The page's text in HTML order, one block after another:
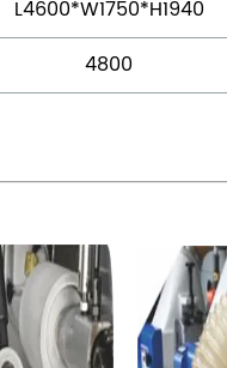
L4600*W1750*H1940
4800